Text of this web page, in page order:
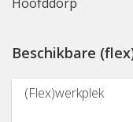
Beschikbare
(Flex)werkplek